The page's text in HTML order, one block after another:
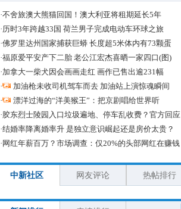
·不舍旅澳大熊猫回国！澳大利亚将租期延长5年
·历时3年跨越33国 荷兰男子完成电动车环球之旅
·佛罗里达州国家捕获巨蟒 长度超5米体内有73颗蛋
·福原爱平安产下二胎 老公江宏杰喜晒一家四口(图)
·加拿大一柴犬因会画画走红 画作已售出逾231幅
·
加油枪未收司机驾车而去 加油站上演惊魂瞬间
·
漂洋过海的“洋美猴王”：把京剧唱给世界听
·胶东烈士陵园入口垃圾遍地、停车乱收费？官方回应
·结婚率降离婚率升 是独立意识崛起还是房价太贵？
· 网红年薪百万？市场调查：仅20%的头部网红在赚钱
中新社区 网友评论 热帖排行